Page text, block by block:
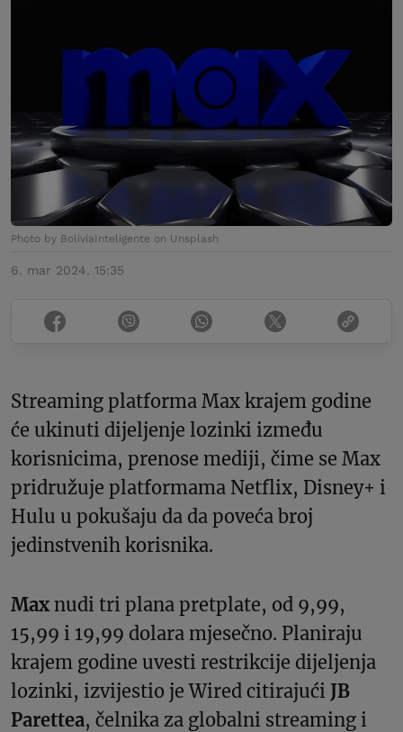
Photo by BoliviaInteligente on Unsplash
6. mar 2024. 15:35
Streaming platforma Max krajem godine
će ukinuti dijeljenje lozinki između
korisnicima, prenose mediji, čime se Max
pridružuje platformama Netflix, Disney+ i
Hulu u pokušaju da da poveća broj
jedinstvenih korisnika.
Max nudi tri plana pretplate, od 9,99,
15,99 i 19,99 dolara mjesečno. Planiraju
krajem godine uvesti restrikcije dijeljenja
lozinki, izvijestio je Wired citirajući JB
Parettea, čelnika za globalni streaming i